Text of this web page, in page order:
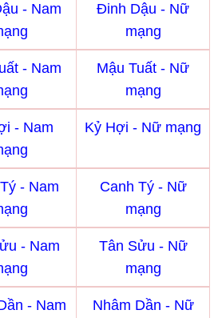
- Nam
Đinh Dậu - Nữ
mạng
- Nam
Mậu Tuất - Nữ
mạng
- Nam
Kỷ Hợi - Nữ mạng
- Nam
Canh Tý - Nữ
mạng
- Nam
Tân Sửu - Nữ
mạng
- Nam
Nhâm Dần - Nữ